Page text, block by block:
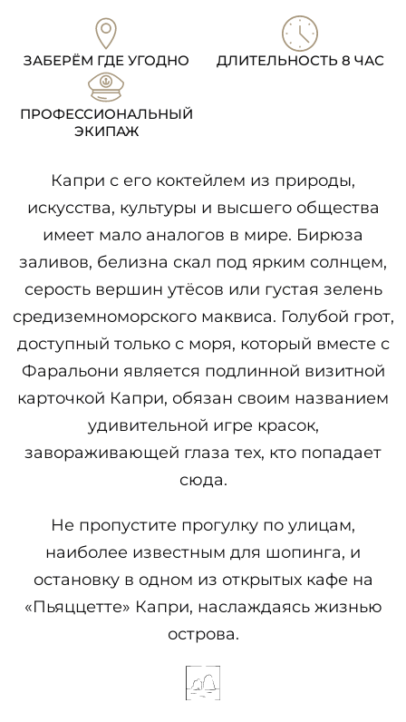
ЗАБЕРЁМ ГДЕ УГОДНО ДЛИТЕЛЬНОСТЬ 8 ЧАС
ПРОФЕССИОНАЛЬНЫЙ
ЭКИПАЖ
Капри с его коктейлем из природы,
искусства, культуры и высшего общества
имеет мало аналогов в мире. Бирюза
заливов, белизна скал под ярким солнцем,
серость вершин утёсов или густая зелень
средиземноморского маквиса. Голубой грот,
доступный только с моря, который вместе с
Фаральони является подлинной визитной
карточкой Капри, обязан своим названием
удивительной игре красок,
завораживающей глаза тех, кто попадает
сюда.
Не пропустите прогулку по улицам,
наиболее известным для шопинга, и
остановку в одном из открытых кафе на
«Пьяццетте» Капри, наслаждаясь жизнью
острова.